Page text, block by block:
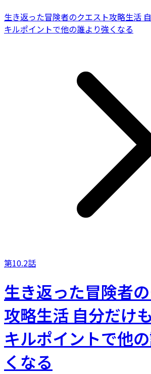
生き返った冒険者のクエスト攻略生活
キルポイントで他の誰より強くなる
第10.2話
生き返った冒険者
攻略生活 自分だけ
キルポイントで他
くなる